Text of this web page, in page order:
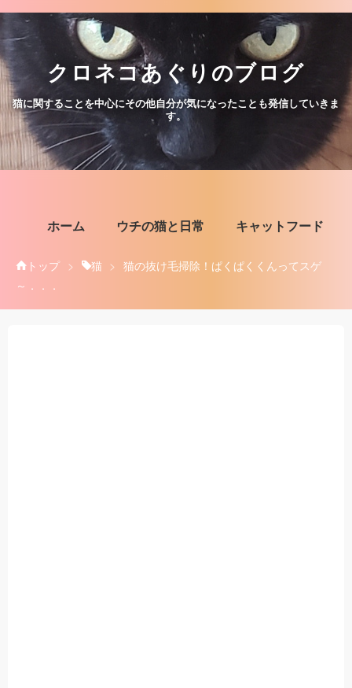
クロネコあぐりのブログ
猫に関することを中心にその他自分が気になったことも発信していきま
す。
ホーム ウチの猫と日常 キャットフード
トップ > 猫 > 猫の抜け毛掃除！ぱくぱくくんってスゲ
～．．．